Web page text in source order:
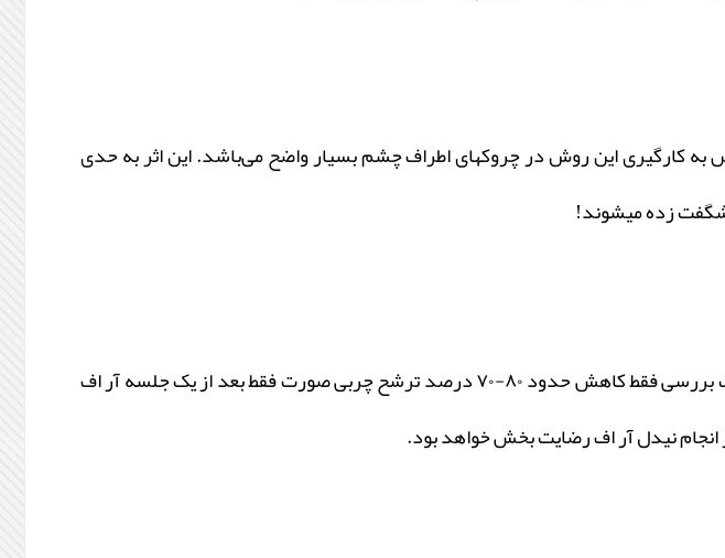
کارگیری این روش در چروکهای اطراف چشم بسیار واضح می‌باشد. این اثر به حدی
شگفت زده میشوند!
است. در یک بررسی فقط کاهش حدود ۸۰-۷۰ درصد ترشح چربی صورت فقط بعد از یک جلسه آر اف
نیدل آر اف رضایت بخش خواهد بود.